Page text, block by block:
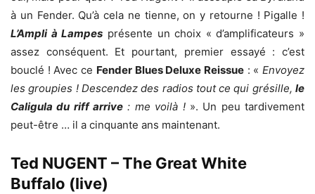
à un Fender. Qu’à cela ne tienne, on y retourne ! Pigalle !
L’Ampli à Lampes présente un choix « d’amplificateurs »
assez conséquent. Et pourtant, premier essayé : c’est
bouclé ! Avec ce Fender Blues Deluxe Reissue: «Envoyez
les groupies ! Descendez des radios tout ce qui grésille, le
Caligula du riff arrive : me voilà !». Un peu tardivement
peut-être … il a cinquante ans maintenant.
Ted NUGENT – The Great White
Buffalo (live)